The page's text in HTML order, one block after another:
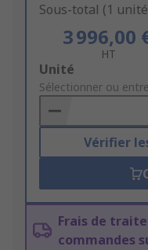
Sous-total (1
3 996,00
HT
Add
to
Basket
Unité
Sélectionner ou
Vérifier
Frais de
commandes